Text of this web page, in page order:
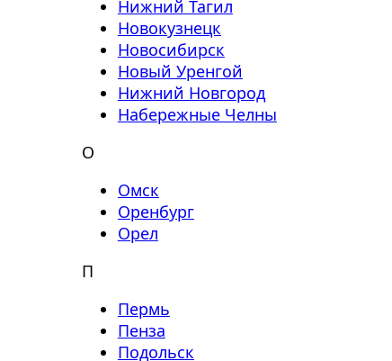
Нижний Тагил
Новокузнецк
Новосибирск
Новый Уренгой
Нижний Новгород
Набережные Челны
О
Омск
Оренбург
Орел
П
Пермь
Пенза
Подольск